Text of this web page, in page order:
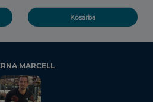
Kosárba
MARCELL